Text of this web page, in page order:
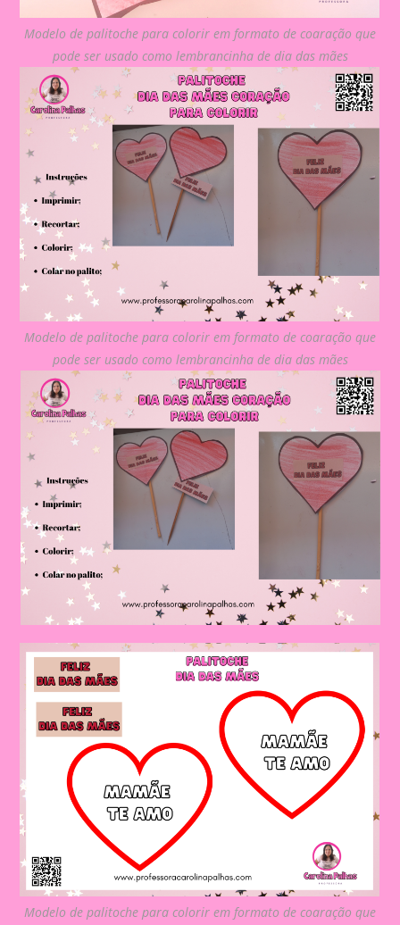
Modelo de palitoche para colorir em formato de coaração que
pode ser usado como lembrancinha de dia das mães
Modelo de palitoche para colorir em formato de coaração que
pode ser usado como lembrancinha de dia das mães
Modelo de palitoche para colorir em formato de coaração que